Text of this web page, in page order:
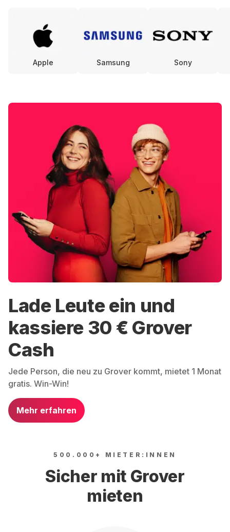
Apple Samsung Sony
Lade Leute ein und
kassiere 30 € Grover
Cash
Jede Person, die neu zu Grover kommt, mietet 1 Monat
gratis. Win-Win!
Mehr erfahren
500.000+ MIETER:INNEN
Sicher mit Grover
mieten